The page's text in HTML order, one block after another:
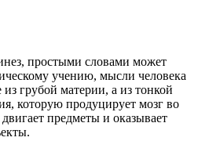
простыми словами может
учению, мысли человека
грубой материи, а из тонкой
которую продуцирует мозг во
предметы и оказывает